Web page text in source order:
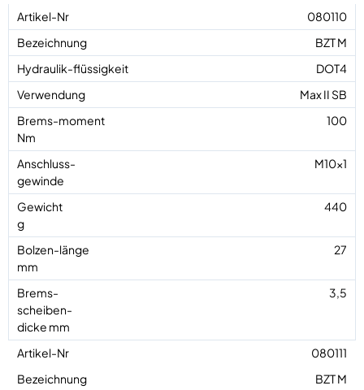
080110
BZT M
DOT4
Max II SB
100
M10x1
440
27
3,5
080111
BZT M